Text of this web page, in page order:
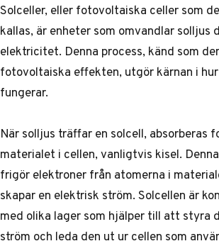
Solceller, eller fotovoltaiska celler som
kallas, är enheter som omvandlar solljus
elektricitet. Denna process, känd som
fotovoltaiska effekten, utgör kärnan i
fungerar.
När solljus träffar en solcell, absorberas
materialet i cellen, vanligtvis kisel.
frigör elektroner från atomerna i
skapar en elektrisk ström. Solcellen är
med olika lager som hjälper till att styra
ström och leda den ut ur cellen som